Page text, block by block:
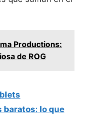
Productions:
de ROG
baratos: lo que